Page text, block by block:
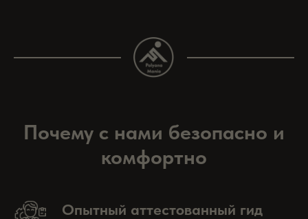
Почему с нами безопасно и
комфортно
Опытный аттестованный гид